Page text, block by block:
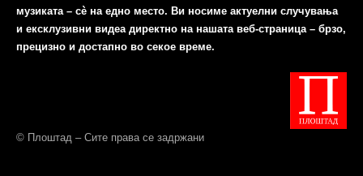
музиката – сè на едно место. Ви носиме актуелни случувања
и ексклузивни видеа директно на нашата веб-страница – брзо,
прецизно и достапно во секое време.
© Плоштад – Сите права се задржани